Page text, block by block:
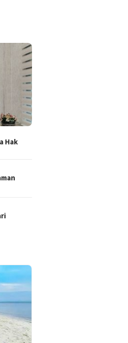
Hak